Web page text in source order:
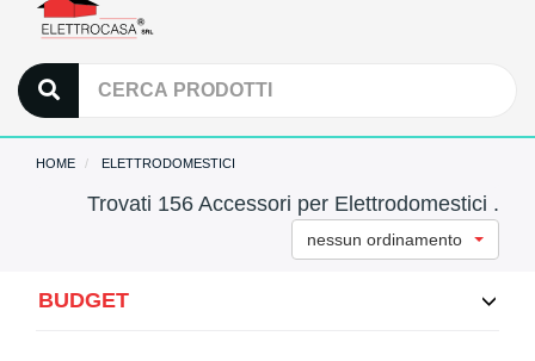
HOME ELETTRODOMESTICI
Trovati 156 Accessori per Elettrodomestici .
nessun ordinamento
BUDGET